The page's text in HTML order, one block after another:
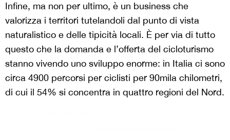
Infine, ma non per ultimo, è un business che
valorizza i territori tutelandoli dal punto di vista
naturalistico e delle tipicità locali. È per via di tutto
questo che la domanda e l’offerta del cicloturismo
stanno vivendo uno sviluppo enorme: in Italia ci sono
circa 4900 percorsi per ciclisti per 90mila chilometri,
di cui il 54% si concentra in quattro regioni del Nord.